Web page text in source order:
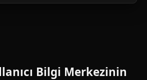
Bilgi Merkezinin